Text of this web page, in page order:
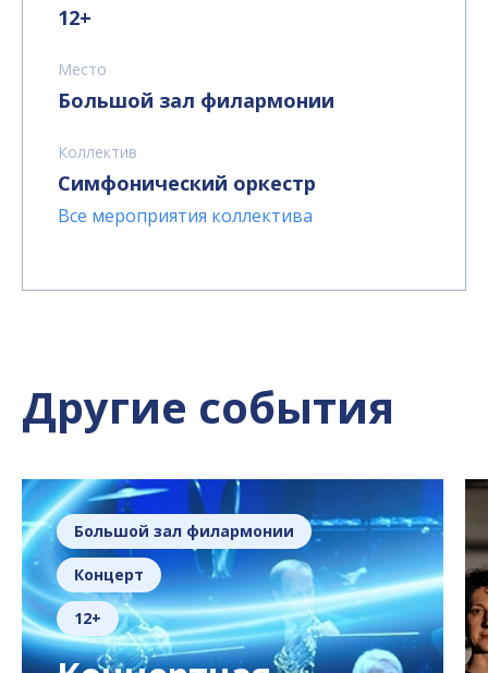
12+
Место
Большой зал филармонии
Коллектив
Симфонический оркестр
Все мероприятия коллектива
Другие события
Большой зал филармонии
Концерт
12+